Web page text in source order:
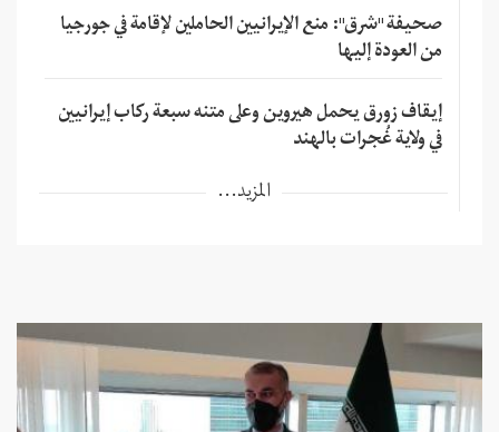
صحيفة "شرق": منع الإيرانيين الحاملين لإقامة في جورجيا
من العودة إليها
إيقاف زورق يحمل هيروين وعلى متنه سبعة ركاب إيرانيين
في ولاية غُجرات بالهند
المزيد...